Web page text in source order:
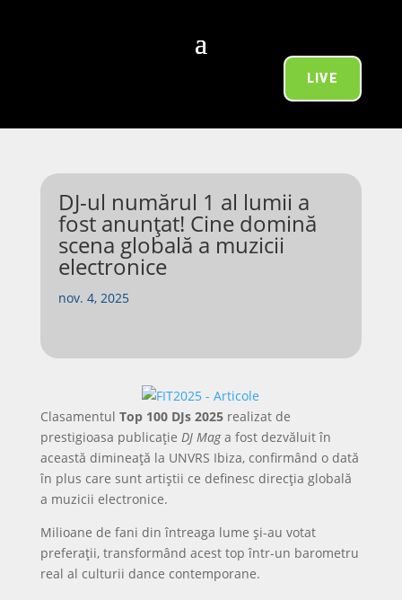
LIVE
DJ-ul numărul 1 al lumii a
fost anunțat! Cine domină
scena globală a muzicii
electronice
nov. 4, 2025
Clasamentul Top 100 DJs 2025realizat de
prestigioasa publicație DJ Maga fost dezvăluit în
această dimineață la UNVRS Ibiza, confirmând o dată
în plus care sunt artiștii ce definesc direcția globală
a muzicii electronice.
Milioane de fani din întreaga lume și-au votat
preferații, transformând acest top într-un barometru
real al culturii dance contemporane.